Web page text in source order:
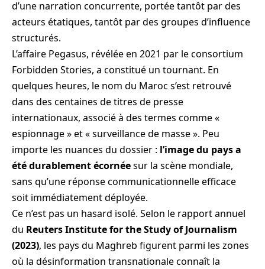
d’une narration concurrente, portée tantôt par des
acteurs étatiques, tantôt par des groupes d’influence
structurés.
L’affaire Pegasus, révélée en 2021 par le consortium
Forbidden Stories, a constitué un tournant. En
quelques heures, le nom du Maroc s’est retrouvé
dans des centaines de titres de presse
internationaux, associé à des termes comme «
espionnage » et « surveillance de masse ». Peu
importe les nuances du dossier : l’image du pays a
été durablement écornéesur la scène mondiale,
sans qu’une réponse communicationnelle efficace
soit immédiatement déployée.
Ce n’est pas un hasard isolé. Selon le rapport annuel
du Reuters Institute for the Study of Journalism
(2023), les pays du Maghreb figurent parmi les zones
où la désinformation transnationale connaît la